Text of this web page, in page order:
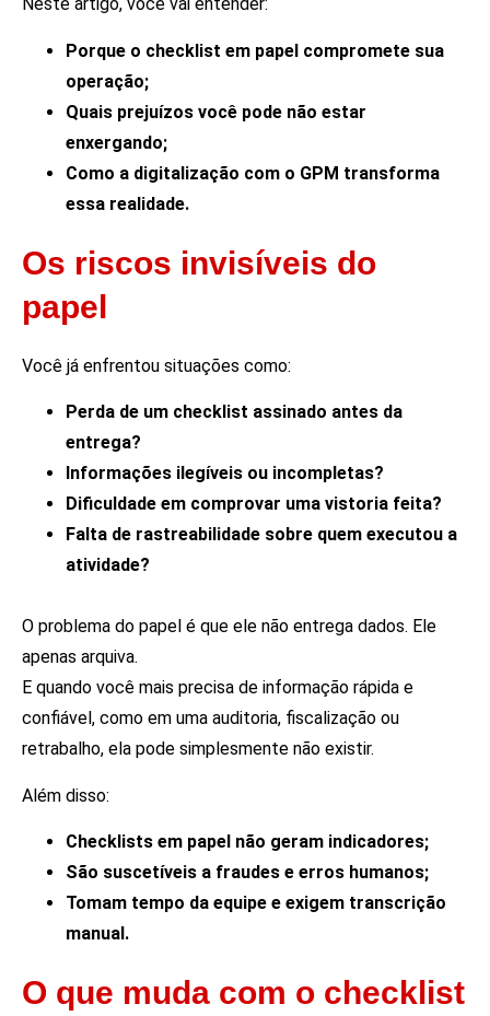
Neste artigo, você vai entender:
Porque o checklist em papel compromete sua
operação;
Quais prejuízos você pode não estar
enxergando;
Como a digitalização com o GPM transforma
essa realidade.
Os riscos invisíveis do
papel
Você já enfrentou situações como:
Perda de um checklist assinado antes da
entrega?
Informações ilegíveis ou incompletas?
Dificuldade em comprovar uma vistoria feita?
Falta de rastreabilidade sobre quem executou a
atividade?
O problema do papel é que ele não entrega dados. Ele
apenas arquiva.
E quando você mais precisa de informação rápida e
confiável, como em uma auditoria, fiscalização ou
retrabalho, ela pode simplesmente não existir.
Além disso:
Checklists em papel não geram indicadores;
São suscetíveis a fraudes e erros humanos;
Tomam tempo da equipe e exigem transcrição
manual.
O que muda com o checklist